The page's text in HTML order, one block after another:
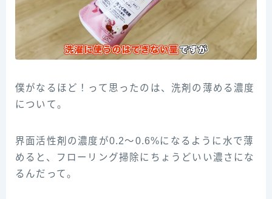
僕がなるほど！って思ったのは、洗剤の薄める濃度
について。
界面活性剤の濃度が0.2〜0.6%になるように水で薄
めると、フローリング掃除にちょうどいい濃さにな
るんだって。